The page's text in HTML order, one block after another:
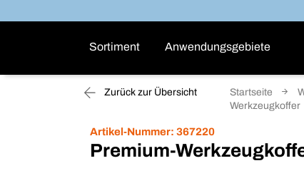
Sortiment Anwendungsgebiete
Zurück zur Übersicht Startseite
Werkzeugkoffer
Artikel-Nummer: 367220
Premium-